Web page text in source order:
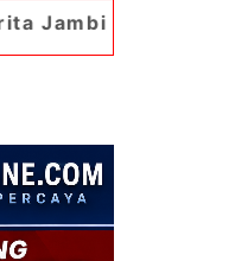
Online. Portal